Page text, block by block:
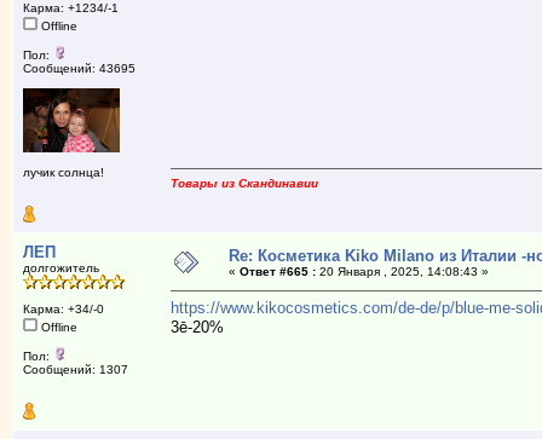
Карма: +1234/-1
Offline
Пол:
Сообщений: 43695
лучик солнца!
Товары из Скандинавии
ЛЕП
долгожитель
Карма: +34/-0
Offline
Пол:
Сообщений: 1307
Re: Косметика Kiko Milano из Италии -
« Ответ #665 :20 Января , 2025, 14:08:43 »
https://www.kikocosmetics.com/de-de/p/blue-me-
3ē-20%